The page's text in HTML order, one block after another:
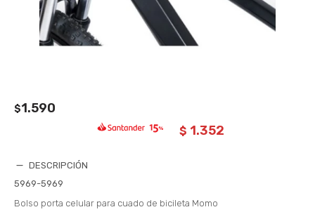
$1.590
$ 1.352
DESCRIPCIÓN
5969-5969
Bolso porta celular para cuado de bicileta Momo